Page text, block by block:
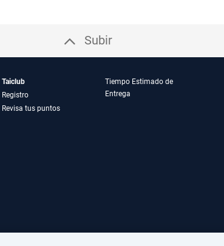
Subir
Taiclub
Registro
Revisa tus puntos
Tiempo Estimado de
Entrega